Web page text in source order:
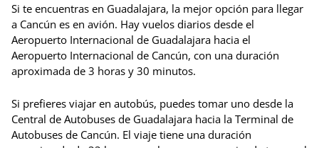
Si te encuentras en Guadalajara, la mejor opción para llegar
a Cancún es en avión. Hay vuelos diarios desde el
Aeropuerto Internacional de Guadalajara hacia el
Aeropuerto Internacional de Cancún, con una duración
aproximada de 3 horas y 30 minutos.
Si prefieres viajar en autobús, puedes tomar uno desde la
Central de Autobuses de Guadalajara hacia la Terminal de
Autobuses de Cancún. El viaje tiene una duración